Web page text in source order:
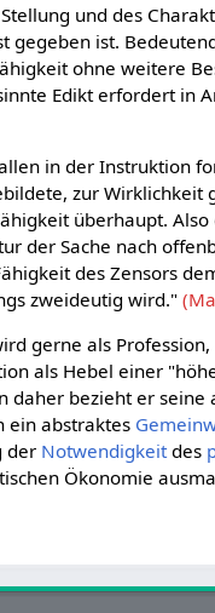
und des
gegeben ist.
ohne weitere
Edikt erfordert in
in der Instruktion
zur
überhaupt.
der Sache nach
des Zensors
zweideutig wird."
gerne als
als Hebel einer
daher bezieht er
ein abstraktes
der Notwendigkeitdes
Ökonomie